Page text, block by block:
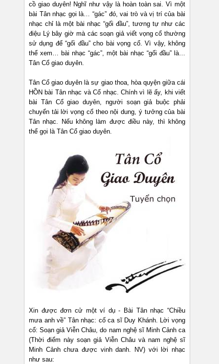
cồ giao duyên! Nghĩ như vậy là hoàn toàn sai. Vì một
bài Tân nhạc gọi là… “gác” đó, vai trò và vị trí của bài
nhạc chỉ là một bài nhạc “gối đầu”, tương tự như các
điệu Lý bây giờ mà các soạn giả viết vọng cổ thường
sử dụng để “gối đầu” cho bài vọng cổ. Vì vậy, không
thể xem… bài nhạc “gác”, một bài nhạc “gối đầu” là…
Tân Cổ giao duyên.
Tân Cổ giao duyên là sự giao thoa, hòa quyện giữa cái
HỒN bài Tân nhạc và Cổ nhạc. Chính vì lẽ ấy, khi viết
bài Tân Cổ giao duyên, người soạn giả buộc phải
chuyển tải lời vọng cổ theo nội dung, ý tưởng của bài
Tân nhạc. Nếu không làm được điều này, thì không
thể gọi là Tân Cổ giao duyên.
Xin được đơn cử một ví dụ - Bài Tân nhạc “Chiều
mưa anh về” Tân nhạc: cố ca sĩ Duy Khánh. Lời vọng
cổ: Soạn giả Viễn Châu, do nam nghệ sĩ Minh Cảnh ca
(Thời điểm này soạn giả Viễn Châu và nam nghệ sĩ
Minh Cảnh chưa được vinh danh. NV) với lời nhạc
như sau: